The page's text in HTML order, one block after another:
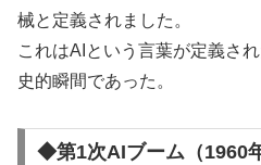
械と定義されました。
これはAIという言葉が定義さ
史的瞬間であった。
◆第1次AIブーム（1960年